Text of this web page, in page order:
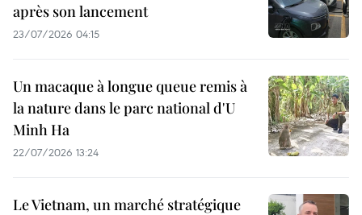
après son lancement
23/07/2026 04:15
Un macaque à longue queue remis à
la nature dans le parc national d'U
Minh Ha
22/07/2026 13:24
Le Vietnam, un marché stratégique